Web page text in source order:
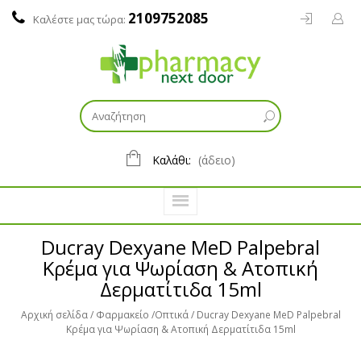
Καλέστε μας τώρα: 2109752085
Καλάθι: (άδειο)
Ducray Dexyane MeD Palpebral
Κρέμα για Ψωρίαση & Ατοπική
Δερματίτιδα 15ml
Αρχική σελίδα Φαρμακείο Οπτικά
Ducray Dexyane MeD Palpebral
Κρέμα για Ψωρίαση & Ατοπική Δερματίτιδα 15ml